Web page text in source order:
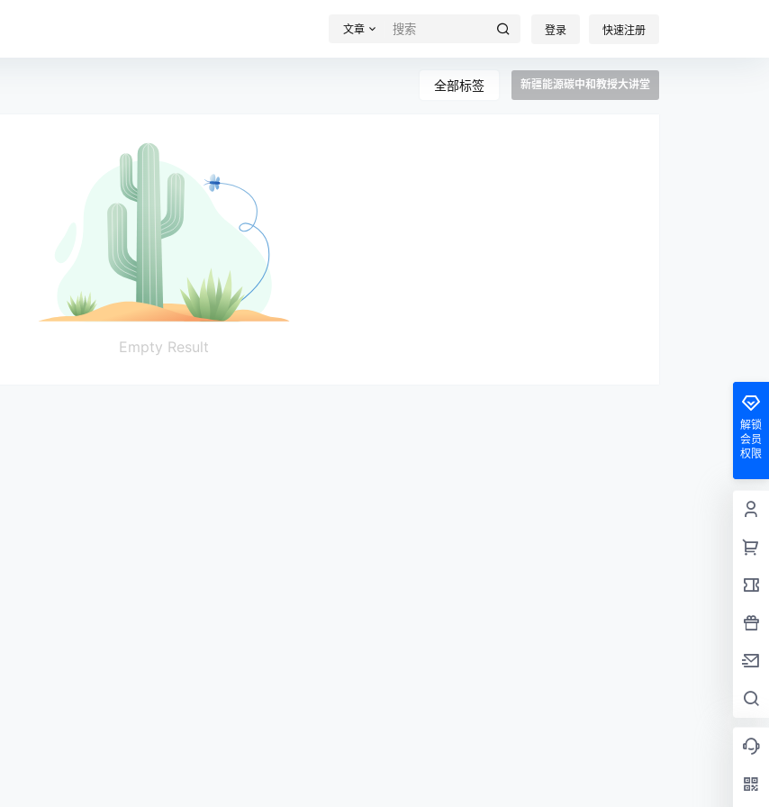
文章 登录 快速注册
全部标签 新疆能源碳中和教授大讲堂
Empty Result
解锁
会员
权限